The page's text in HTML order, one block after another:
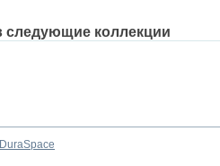
следующие коллекции
DuraSpace